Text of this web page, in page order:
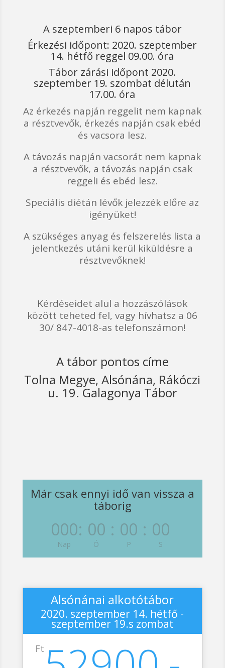
A szeptemberi 6 napos tábor
Érkezési időpont: 2020. szeptember
14. hétfő reggel 09.00. óra
Tábor zárási időpont 2020.
szeptember 19. szombat délután
17.00. óra
Az érkezés napján reggelit nem kapnak
a résztvevők, érkezés napján csak ebéd
és vacsora lesz.
A távozás napján vacsorát nem kapnak
a résztvevők, a távozás napján csak
reggeli és ebéd lesz.
Speciális diétán lévők jelezzék előre az
igényüket!
A szükséges anyag és felszerelés lista a
jelentkezés utáni kerül kiküldésre a
résztvevőknek!
Kérdéseidet alul a hozzászólások
között teheted fel, vagy hívhatsz a 06
30/ 847-4018-as telefonszámon!
A tábor pontos címe
Tolna Megye, Alsónána, Rákóczi
u. 19. Galagonya Tábor
Már csak ennyi idő van vissza a
táborig
000
Nap
: 00
Ó
: 00
P
: 00
S
Alsónánai alkotótábor
2020. szeptember 14. hétfő -
szeptember 19.s zombat
Ft